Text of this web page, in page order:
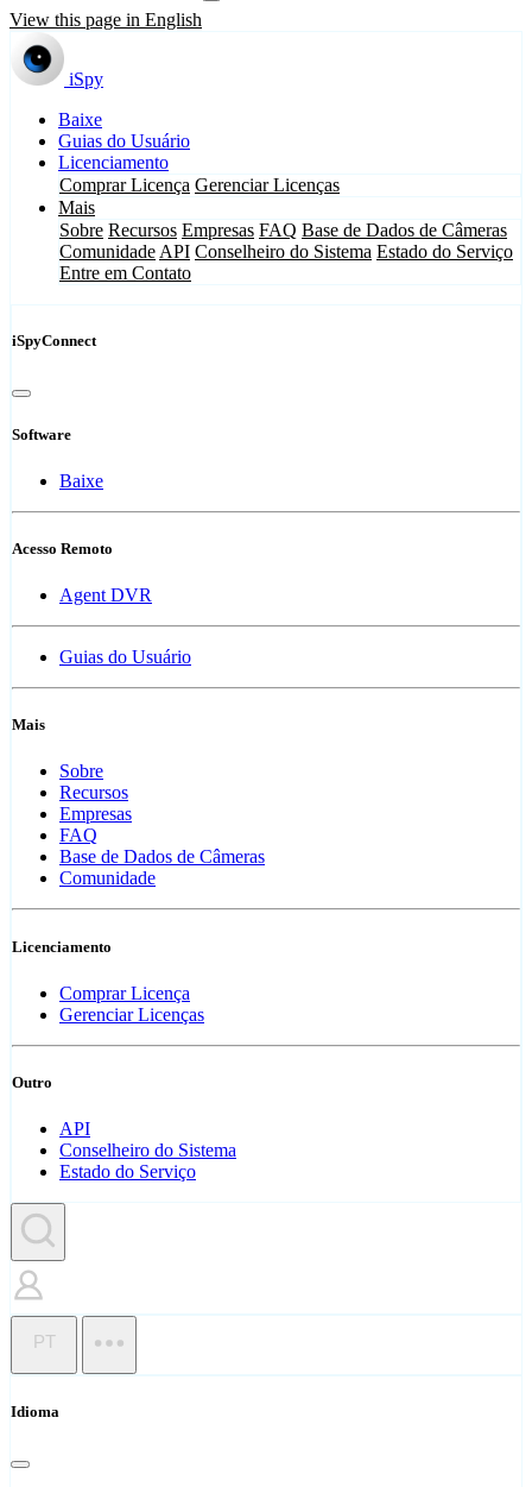
View this page in English
iSpy
Baixe
Guias do Usuário
Licenciamento
Comprar Licença Gerenciar Licenças
Mais
Sobre Recursos Empresas FAQ Base de Dados de Câmeras
Comunidade API Conselheiro do Sistema Estado do Serviço
Entre em Contato
iSpyConnect
Software
Baixe
Acesso Remoto
Agent DVR
Guias do Usuário
Mais
Sobre
Recursos
Empresas
FAQ
Base de Dados de Câmeras
Comunidade
Licenciamento
Comprar Licença
Gerenciar Licenças
Outro
API
Conselheiro do Sistema
Estado do Serviço
PT
Idioma